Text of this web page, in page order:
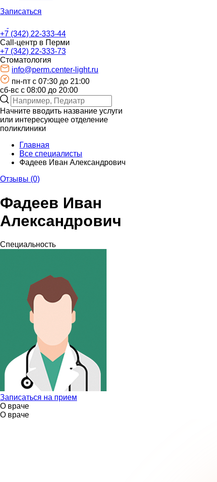
Записаться
+7 (342) 22-333-44
Call-центр в Перми
+7 (342) 22-333-73
Стоматология
info@perm.center-light.ru
пн-пт c 07:30 до 21:00
сб-вс с 08:00 до 20:00
Начните вводить название услуги
или интересующее отделение
поликлиники
Главная
Все специалисты
Фадеев Иван Александрович
Отзывы (0)
Фадеев Иван
Александрович
Специальность
Записаться на прием
О враче
О враче